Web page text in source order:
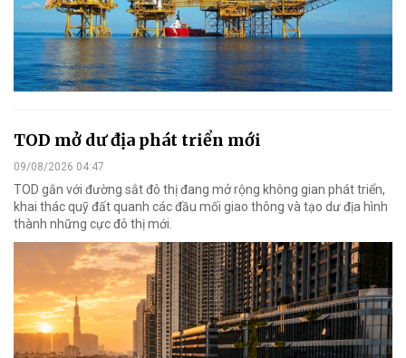
TOD mở dư địa phát triển mới
09/08/2026 04:47
TOD gắn với đường sắt đô thị đang mở rộng không gian phát triển,
khai thác quỹ đất quanh các đầu mối giao thông và tạo dư địa hình
thành những cực đô thị mới.